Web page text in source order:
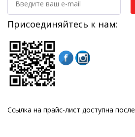
Присоединяйтесь к нам:
Ссылка на прайс-лист доступна после